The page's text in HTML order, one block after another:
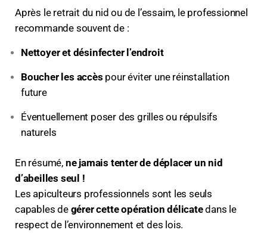
Après le retrait du nid ou de l’essaim, le professionnel
recommande souvent de :
Nettoyer et désinfecter l’endroit
Boucher les accès pour éviter une réinstallation
future
Éventuellement poser des grilles ou répulsifs
naturels
En résumé, ne jamais tenter de déplacer un nid
d’abeilles seul !
Les apiculteurs professionnels sont les seuls
capables de gérer cette opération délicatedans le
respect de l’environnement et des lois.